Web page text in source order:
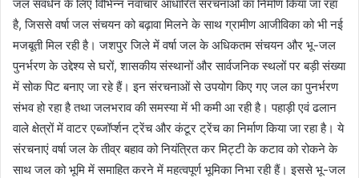
जल संवर्धन के लिए विभिन्न नवाचार आधारित संरचनाओं का निर्माण किया जा रहा
है, जिससे वर्षा जल संचयन को बढ़ावा मिलने के साथ ग्रामीण आजीविका को भी नई
मजबूती मिल रही है। जशपुर जिले में वर्षा जल के अधिकतम संचयन और भू-जल
पुनर्भरण के उद्देश्य से घरों, शासकीय संस्थानों और सार्वजनिक स्थलों पर बड़ी संख्या
में सोक पिट बनाए जा रहे हैं। इन संरचनाओं से उपयोग किए गए जल का पुनर्भरण
संभव हो रहा है तथा जलभराव की समस्या में भी कमी आ रही है। पहाड़ी एवं ढलान
वाले क्षेत्रों में वाटर एब्जॉर्प्शन ट्रेंच और कंटूर ट्रेंच का निर्माण किया जा रहा है। ये
संरचनाएं वर्षा जल के तीव्र बहाव को नियंत्रित कर मिट्टी के कटाव को रोकने के
साथ जल को भूमि में समाहित करने में महत्वपूर्ण भूमिका निभा रही हैं। इससे भू-जल